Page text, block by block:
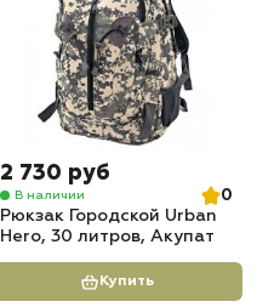
2 730 руб
В наличии
0
Рюкзак Городской Urban
Hero, 30 литров, Акупат
Купить